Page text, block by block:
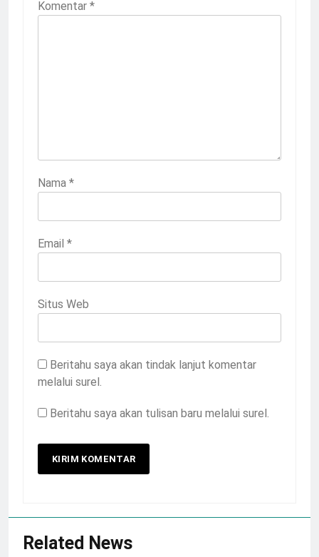
Komentar *
Nama *
Email *
Situs Web
Beritahu saya akan tindak lanjut komentar
melalui surel.
Beritahu saya akan tulisan baru melalui surel.
Related News